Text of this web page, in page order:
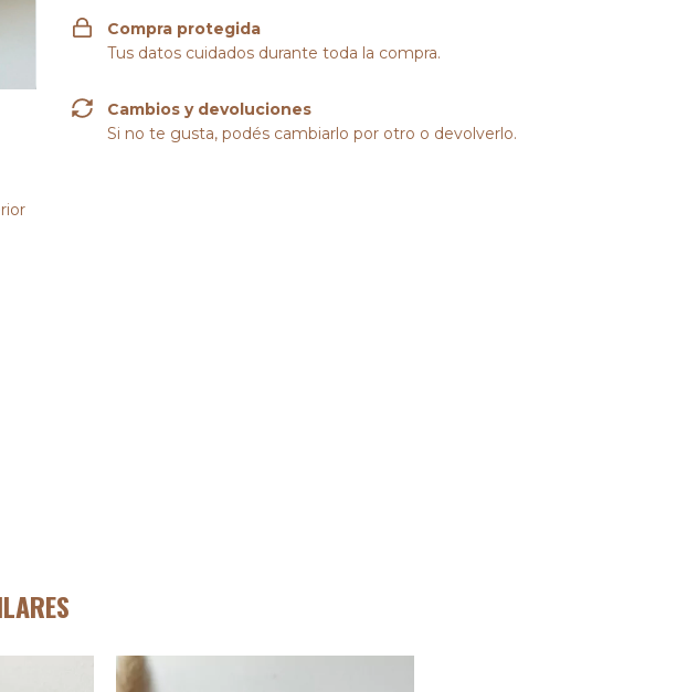
Compra protegida
Tus datos cuidados durante toda la compra.
Cambios y devoluciones
Si no te gusta, podés cambiarlo por otro o devolverlo.